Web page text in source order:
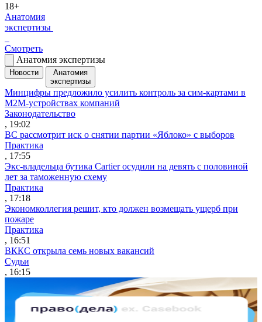
18+
Анатомия
экспертизы
Смотреть
Анатомия экспертизы
Новости
Анатомия
экспертизы
Минцифры предложило усилить контроль за сим-картами в
M2M-устройствах компаний
Законодательство
, 19:02
ВС рассмотрит иск о снятии партии «Яблоко» с выборов
Практика
, 17:55
Экс-владельца бутика Cartier осудили на девять с половиной
лет за таможенную схему
Практика
, 17:18
Экономколлегия решит, кто должен возмещать ущерб при
пожаре
Практика
, 16:51
ВККС открыла семь новых вакансий
Судьи
, 16:15